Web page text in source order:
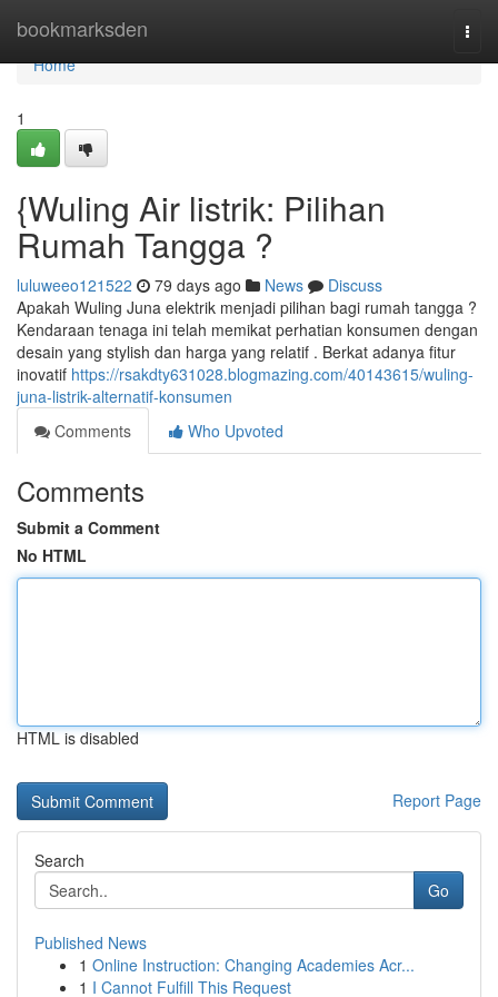
bookmarksden
Home
Home
1
{Wuling Air listrik: Pilihan
Rumah Tangga ?
luluweeo121522 79 days ago News
Discuss
Apakah Wuling Juna elektrik menjadi pilihan bagi rumah tangga ?
Kendaraan tenaga ini telah memikat perhatian konsumen dengan
desain yang stylish dan harga yang relatif . Berkat adanya fitur
inovatif https://rsakdty631028.blogmazing.com/40143615/wuling-
juna-listrik-alternatif-konsumen
Comments
Who Upvoted
Comments
Submit a Comment
No HTML
HTML is disabled
Report Page
Search
Go
Published News
1 Online Instruction: Changing Academies Acr...
1 I Cannot Fulfill This Request